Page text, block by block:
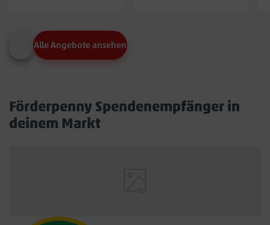
Alle Angebote ansehen
Förderpenny Spendenempfänger in
deinem Markt